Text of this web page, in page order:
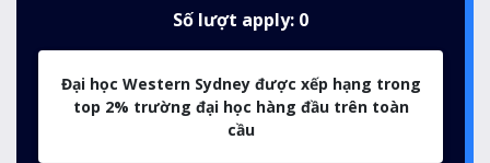
Số lượt apply: 0
Đại học Western Sydney được xếp hạng trong
top 2% trường đại học hàng đầu trên toàn
cầu